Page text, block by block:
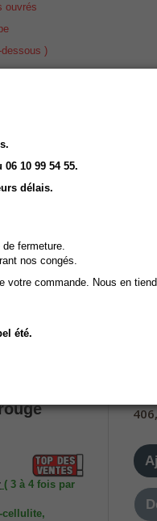
ouvrés
)
ouvrés
)
( 3 à 4 fois par
cellulite,
06 10 99 54 55.
délais.
fermeture.
nos congés.
commande. Nous en
été.